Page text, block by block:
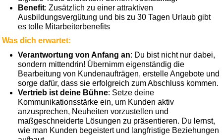
Benefit: Zusätzlich zu einer attraktiven
Ausbildungsvergütung und bis zu 30 Tagen Urlaub gibt
es tolle Mitarbeiterbenefits
Was dich erwartet:
Verantwortung von Anfang an: Du bist nicht nur dabei,
sondern mittendrin! Übernimm eigenständig die
Bearbeitung von Kundenaufträgen, erstelle Angebote und
sorge dafür, dass sie erfolgreich zum Abschluss kommen.
Vertrieb ist deine Bühne: Setze deine
Kommunikationsstärke ein, um Kunden aktiv
anzusprechen, Neuheiten vorzustellen und
maßgeschneiderte Lösungen zu präsentieren. Du lernst,
wie man Kunden begeistert und langfristige Beziehungen